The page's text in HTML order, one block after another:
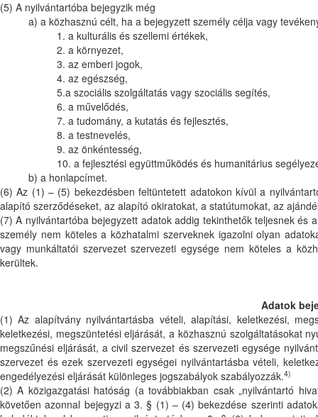
(5) A nyilvántartóba bejegyzik még
a) a közhasznú célt, ha a bejegyzett személy célja vagy
1. a kulturális és szellemi értékek,
2. a környezet,
3. az emberi jogok,
4. az egészség,
5.a szociális szolgáltatás vagy szociális segítés,
6. a művelődés,
7. a tudomány, a kutatás és fejlesztés,
8. a testnevelés,
9. az önkéntesség,
10. a fejlesztési együttműködés és humanitárius
b) a honlapcímet.
(6) Az (1) – (5) bekezdésben feltüntetett adatokon kívül a
alapító szerződéseket, az alapító okiratokat, a statútumokat, az
(7) A nyilvántartóba bejegyzett adatok addig tekinthetők teljesnek
személy nem köteles a közhatalmi szerveknek igazolni olyan
vagy munkáltatói szervezet szervezeti egysége nem köteles a
kerültek.
Adatok
(1) Az alapítvány nyilvántartásba vételi, alapítási, keletkezési,
keletkezési, megszüntetési eljárását, a közhasznú szolgáltatásokat
megszűnési eljárását, a civil szervezet és szervezeti egysége
szervezet és ezek szervezeti egységei nyilvántartásba vételi,
engedélyezési eljárását különleges jogszabályok szabályozzák.4)
(2) A közigazgatási hatóság (a továbbiakban csak „nyilvántartó
követően azonnal bejegyzi a 3. § (1) – (4) bekezdése szerinti